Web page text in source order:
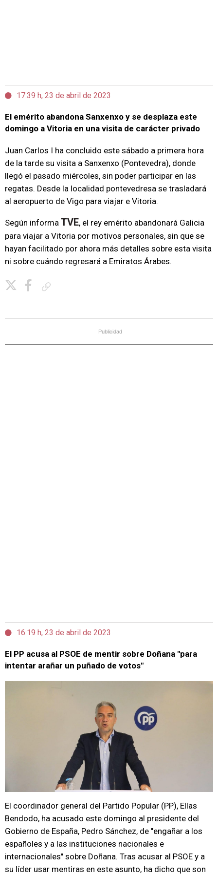
17:39 h, 23 de abril de 2023
El emérito abandona Sanxenxo y se desplaza este
domingo a Vitoria en una visita de carácter privado
Juan Carlos I ha concluido este sábado a primera hora
de la tarde su visita a Sanxenxo (Pontevedra), donde
llegó el pasado miércoles, sin poder participar en las
regatas. Desde la localidad pontevedresa se trasladará
al aeropuerto de Vigo para viajar e Vitoria.
Según informa TVE, el rey emérito abandonará Galicia
para viajar a Vitoria por motivos personales, sin que se
hayan facilitado por ahora más detalles sobre esta visita
ni sobre cuándo regresará a Emiratos Árabes.
Publicidad
16:19 h, 23 de abril de 2023
El PP acusa al PSOE de mentir sobre Doñana "para
intentar arañar un puñado de votos"
El coordinador general del Partido Popular (PP), Elías
Bendodo, ha acusado este domingo al presidente del
Gobierno de España, Pedro Sánchez, de "engañar a los
españoles y a las instituciones nacionales e
internacionales" sobre Doñana. Tras acusar al PSOE y a
su líder usar mentiras en este asunto, ha dicho que son